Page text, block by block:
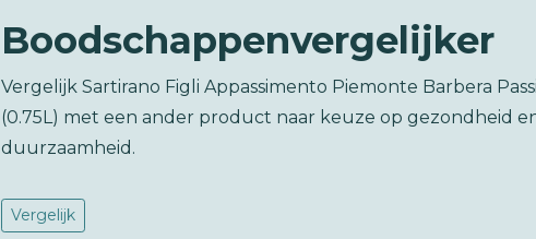
Boodschappenvergelijker
Vergelijk Sartirano Figli Appassimento Piemonte Barbera
(0.75L) met een ander product naar keuze op gezondheid
duurzaamheid.
Vergelijk